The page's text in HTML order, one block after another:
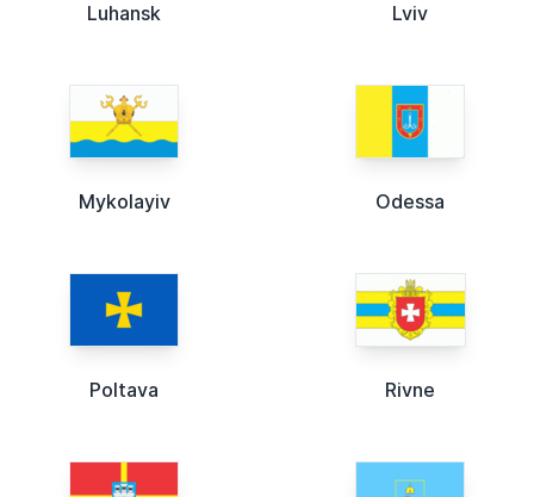
Luhansk Lviv
Mykolayiv Odessa
Poltava Rivne